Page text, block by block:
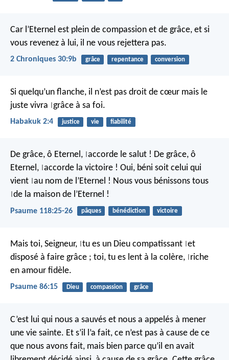
Car l’Eternel est plein de compassion et de grâce, et si
vous revenez à lui, il ne vous rejettera pas.
2 Chroniques 30:9b grâce repentance conversion
Si quelqu’un flanche, il n’est pas droit de cœur mais le
juste vivra grâce à sa foi.
Habakuk 2:4 justice vie fiabilité
De grâce, ô Eternel, accorde le salut ! De grâce, ô
Eternel, accorde la victoire ! Oui, béni soit celui qui
vient au nom de l’Eternel ! Nous vous bénissons tous
de la maison de l’Eternel !
Psaume 118:25-26 pâques bénédiction victoire
Mais toi, Seigneur, tu es un Dieu compatissant et
disposé à faire grâce ; toi, tu es lent à la colère, riche
en amour fidèle.
Psaume 86:15 Dieu compassion grâce
C’est lui qui nous a sauvés et nous a appelés à mener
une vie sainte. Et s’il l’a fait, ce n’est pas à cause de ce
que nous avons fait, mais bien parce qu’il en avait